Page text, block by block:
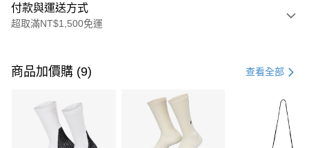
付款與運送方式
超取滿NT$1,500免運
信用卡一次付款
3 期 0 利率 每期 21家銀行
合作金庫商業銀行
第一商業銀行
商品加價購 (9) 查看全部